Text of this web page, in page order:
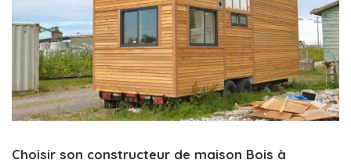
Choisir son constructeur de maison Bois à